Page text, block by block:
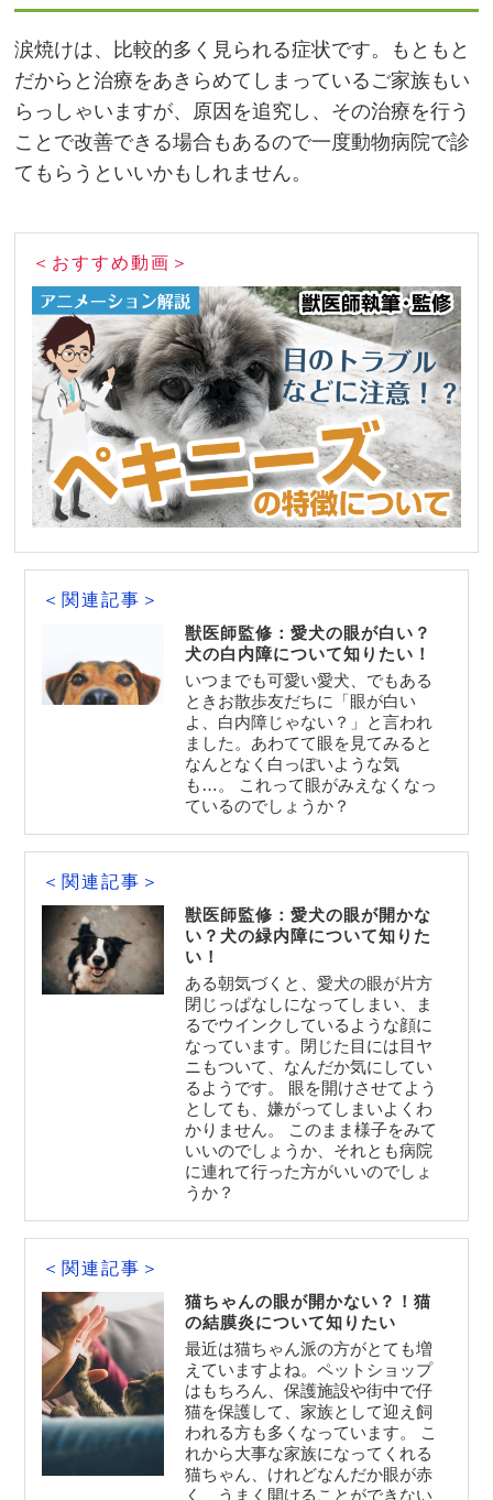
涙焼けは、比較的多く見られる症状です。もともと
だからと治療をあきらめてしまっているご家族もい
らっしゃいますが、原因を追究し、その治療を行う
ことで改善できる場合もあるので一度動物病院で診
てもらうといいかもしれません。
＜おすすめ動画＞
＜関連記事＞
獣医師監修：愛犬の眼が白い？
犬の白内障について知りたい！
いつまでも可愛い愛犬、でもある
ときお散歩友だちに「眼が白い
よ、白内障じゃない？」と言われ
ました。あわてて眼を見てみると
なんとなく白っぽいような気
も…。 これって眼がみえなくなっ
ているのでしょうか？
＜関連記事＞
獣医師監修：愛犬の眼が開かな
い？犬の緑内障について知りた
い！
ある朝気づくと、愛犬の眼が片方
閉じっぱなしになってしまい、ま
るでウインクしているような顔に
なっています。閉じた目には目ヤ
ニもついて、なんだか気にしてい
るようです。 眼を開けさせてよう
としても、嫌がってしまいよくわ
かりません。 このまま様子をみて
いいのでしょうか、それとも病院
に連れて行った方がいいのでしょ
うか？
＜関連記事＞
猫ちゃんの眼が開かない？！猫
の結膜炎について知りたい
最近は猫ちゃん派の方がとても増
えていますよね。ペットショップ
はもちろん、保護施設や街中で仔
猫を保護して、家族として迎え飼
われる方も多くなっています。 こ
れから大事な家族になってくれる
猫ちゃん、けれどなんだか眼が赤
く、うまく開けることができない